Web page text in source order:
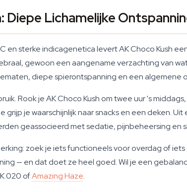
Lichamelijke
en sterke indicagenetica levert AK Choco Kush
gewoon een aangename verzachting van
diepe spierontspanning en een algemene
Rook je AK Choco Kush om twee uur 's
grijp je waarschijnlijk naar snacks en een deken.
geassocieerd met sedatie, pijnbeheersing
zoek je iets functioneels voor overdag of
— en dat doet ze heel goed. Wil je een
020 ofAmazing Haze.